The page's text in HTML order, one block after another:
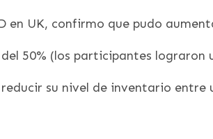
en UK, confirmo que pudo
50% (los participantes lograron
su nivel de inventario entre